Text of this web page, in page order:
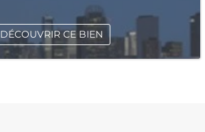
DÉCOUVRIR CE BIEN